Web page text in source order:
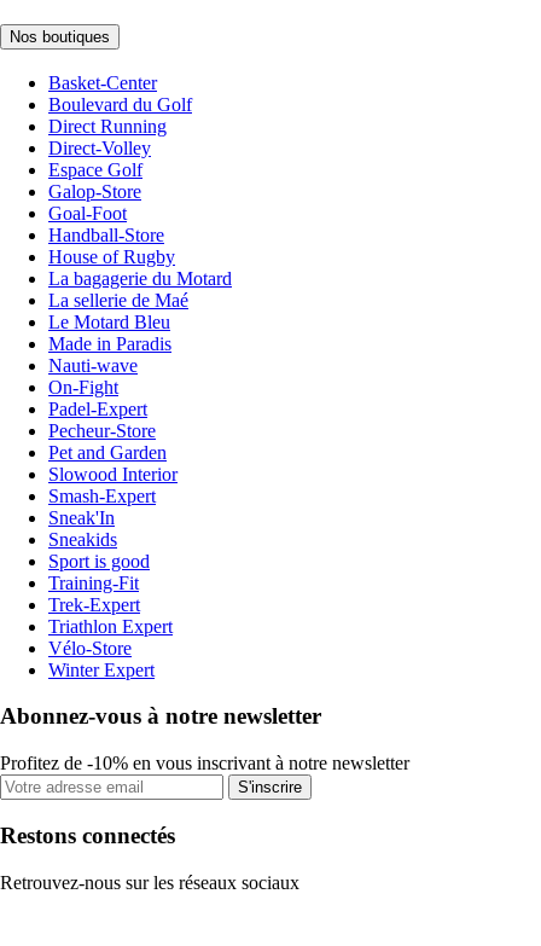
Nos boutiques
Basket-Center
Boulevard du Golf
Direct Running
Direct-Volley
Espace Golf
Galop-Store
Goal-Foot
Handball-Store
House of Rugby
La bagagerie du Motard
La sellerie de Maé
Le Motard Bleu
Made in Paradis
Nauti-wave
On-Fight
Padel-Expert
Pecheur-Store
Pet and Garden
Slowood Interior
Smash-Expert
Sneak'In
Sneakids
Sport is good
Training-Fit
Trek-Expert
Triathlon Expert
Vélo-Store
Winter Expert
Abonnez-vous à notre newsletter
Profitez de -10% en vous inscrivant à notre newsletter
S'inscrire
Restons connectés
Retrouvez-nous sur les réseaux sociaux